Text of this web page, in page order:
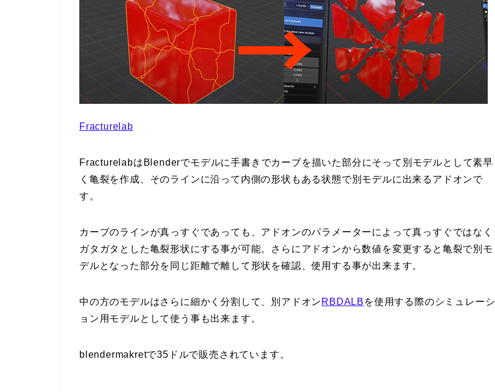
Fracturelab
FracturelabはBlenderでモデルに手書きでカーブを描いた部分にそって別モデルとして素早
く亀裂を作成、そのラインに沿って内側の形状もある状態で別モデルに出来るアドオンで
す。
カーブのラインが真っすぐであっても、アドオンのパラメーターによって真っすぐではなく
ガタガタとした亀裂形状にする事が可能。さらにアドオンから数値を変更すると亀裂で別モ
デルとなった部分を同じ距離で離して形状を確認、使用する事が出来ます。
中の方のモデルはさらに細かく分割して、別アドオン RBDALB を使用する際のシミュレーシ
ョン用モデルとして使う事も出来ます。
blendermakretで35ドルで販売されています。